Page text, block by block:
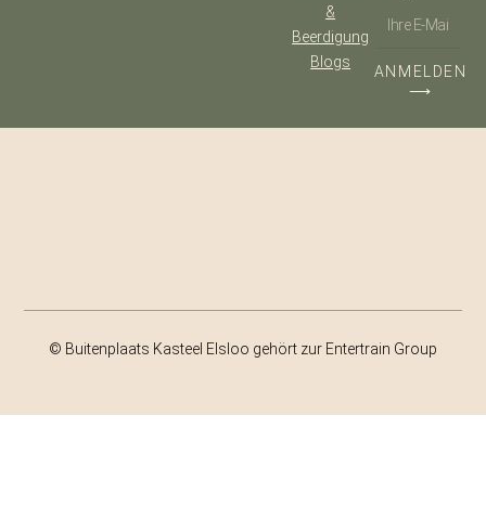
&
Beerdigung
Blogs
ANMELDEN
⟶
© Buitenplaats Kasteel Elsloo gehört zur Entertrain Group